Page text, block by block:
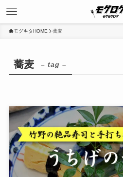
モグキタHOME 蕎麦
蕎麦 – tag –